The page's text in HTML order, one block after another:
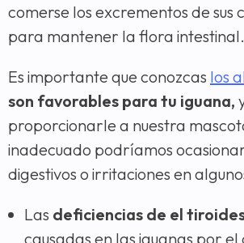
comerse los excrementos de sus
para mantener la flora intestinal.
Es importante que conozcas los
son favorables para tu iguana,
proporcionarle a nuestra
inadecuado podríamos
digestivos o irritaciones en
Las deficiencias de el
causadas en las iguanas por el